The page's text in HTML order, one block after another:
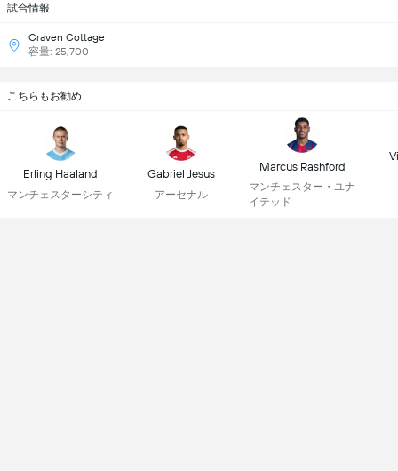
試合情報
Craven Cottage
容量: 25,700
こちらもお勧め
Erling Haaland
マンチェスターシティ
Gabriel Jesus
アーセナル
Marcus Rashford
マンチェスター・ユナ
イテッド